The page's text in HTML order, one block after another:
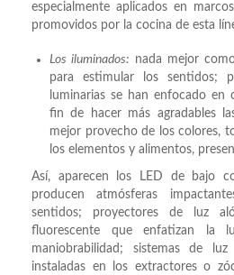
especialmente aplicados en
promovidos por la cocina de esta
Los iluminados: nada mejor
para estimular los sentidos;
luminarias se han enfocado en
fin de hacer más agradables
mejor provecho de los colores,
los elementos y alimentos,
Así, aparecen los LED de bajo
producen atmósferas
sentidos; proyectores de luz
fluorescente que enfatizan la
maniobrabilidad; sistemas de
instaladas en los extractores o